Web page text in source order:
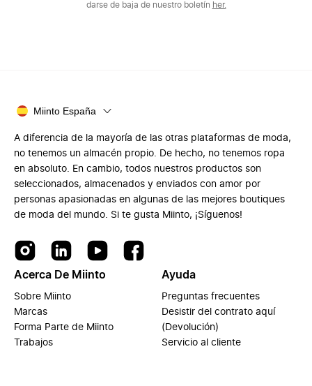
darse de baja de nuestro boletín her.
Miinto España
A diferencia de la mayoría de las otras plataformas de moda,
no tenemos un almacén propio. De hecho, no tenemos ropa
en absoluto. En cambio, todos nuestros productos son
seleccionados, almacenados y enviados con amor por
personas apasionadas en algunas de las mejores boutiques
de moda del mundo. Si te gusta Miinto, ¡Síguenos!
Acerca De Miinto
Sobre Miinto
Marcas
Forma Parte de Miinto
Trabajos
Ayuda
Preguntas frecuentes
Desistir del contrato aquí
(Devolución)
Servicio al cliente